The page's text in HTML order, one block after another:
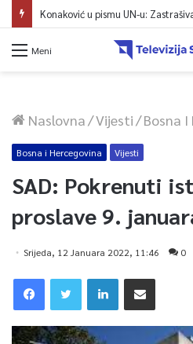
Konaković u pismu UN-u:
Meni
Naslovna/Vijesti/Bosna
Bosna i Hercegovina Vijesti
SAD: Pokrenuti
proslave 9.
Srijeda, 12 Januara 2022, 11:46 0